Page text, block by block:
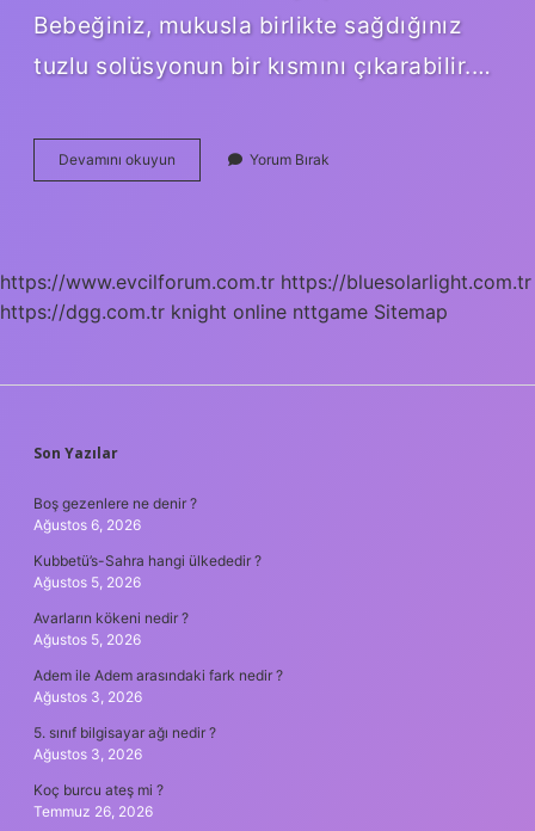
Bebeğiniz, mukusla birlikte sağdığınız
tuzlu solüsyonun bir kısmını çıkarabilir.…
Devamını okuyun
Aylık
Yapılır
Yorum Bırak
https://www.evcilforum.com.tr https://bluesolarlight.com.tr
https://dgg.com.tr knight online nttgame Sitemap
SIDEBAR
Son Yazılar
Boş gezenlere ne denir ?
Ağustos 6, 2026
Kubbetü’s-Sahra hangi ülkededir ?
Ağustos 5, 2026
Avarların kökeni nedir ?
Ağustos 5, 2026
Adem ile Adem arasındaki fark nedir ?
Ağustos 3, 2026
5. sınıf bilgisayar ağı nedir ?
Ağustos 3, 2026
Koç burcu ateş mi ?
Temmuz 26, 2026